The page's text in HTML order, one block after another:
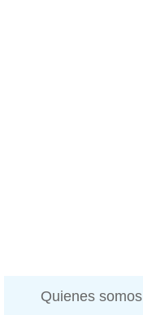
Quienes somos